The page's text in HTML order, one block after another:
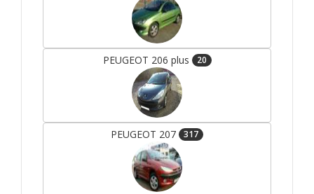
PEUGEOT 206 plus 20
PEUGEOT 207 317